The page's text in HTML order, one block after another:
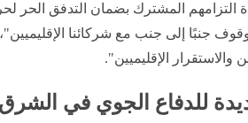
التزامهم المشترك بضمان التدفق الحر
جنبًا إلى جنب مع شركائنا
والاستقرار الإقليميين".
للدفاع الجوي في